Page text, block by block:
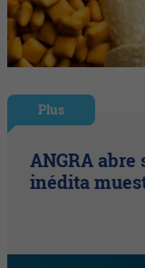
Plus
ANGRA
inédita